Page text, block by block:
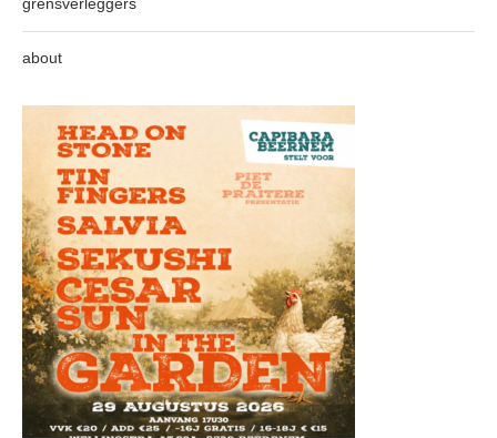
grensverleggers
about